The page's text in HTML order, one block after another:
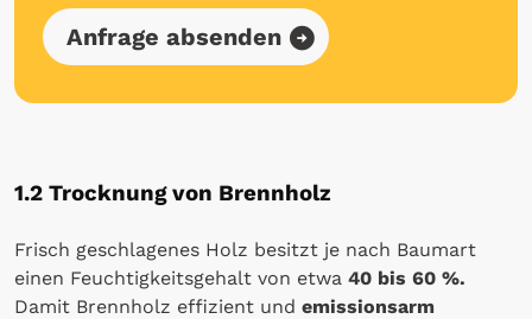
Anfrage absenden
1.2 Trocknung von Brennholz
Frisch geschlagenes Holz besitzt je nach Baumart
einen Feuchtigkeitsgehalt von etwa 40 bis 60 %.
Damit Brennholz effizient und emissionsarm